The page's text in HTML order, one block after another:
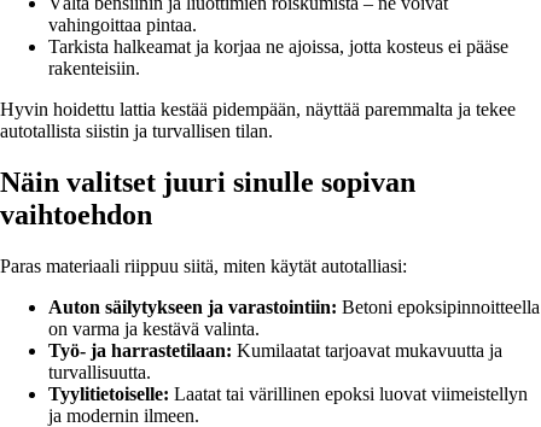
vahingoittaa pintaa.
Tarkista halkeamat ja korjaa ne ajoissa, jotta kosteus ei pääse
rakenteisiin.
Hyvin hoidettu lattia kestää pidempään, näyttää paremmalta ja tekee
autotallista siistin ja turvallisen tilan.
Näin valitset juuri sinulle sopivan
vaihtoehdon
Paras materiaali riippuu siitä, miten käytät autotalliasi:
Auton säilytykseen ja varastointiin: Betoni epoksipinnoitteella
on varma ja kestävä valinta.
Työ- ja harrastetilaan: Kumilaatat tarjoavat mukavuutta ja
turvallisuutta.
Tyylitietoiselle: Laatat tai värillinen epoksi luovat viimeistellyn
ja modernin ilmeen.